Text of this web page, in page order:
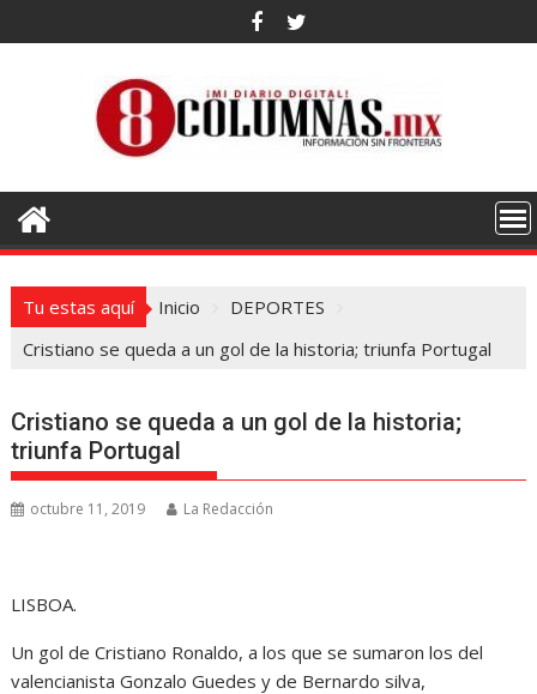
al
Tu estas aquí Inicio
DEPORTES
Cristiano se queda a un gol de la historia; triunfa Portugal
Cristiano se queda a un gol de la historia;
triunfa Portugal
octubre 11, 2019 La Redacción
LISBOA.
Un gol de Cristiano Ronaldo, a los que se sumaron los del
valencianista Gonzalo Guedes y de Bernardo silva,